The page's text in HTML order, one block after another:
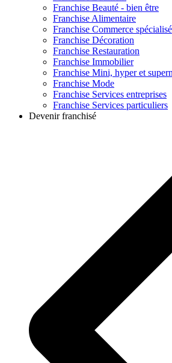
Franchise Beauté - bien être
Franchise Alimentaire
Franchise Commerce spécialisé
Franchise Décoration
Franchise Restauration
Franchise Immobilier
Franchise Mini, hyper et
Franchise Mode
Franchise Services entreprises
Franchise Services particuliers
Devenir franchisé